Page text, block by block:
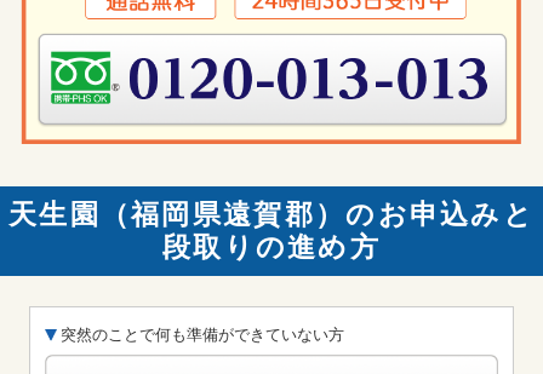
天生園（福岡県遠賀郡）のお申込みと
段取りの進め方
突然のことで何も準備ができていない方